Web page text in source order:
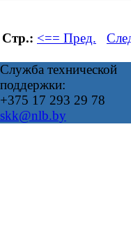
Стр.: <== Пред.
Служба технической
поддержки:
+375 17 293 29 78
skk@nlb.by